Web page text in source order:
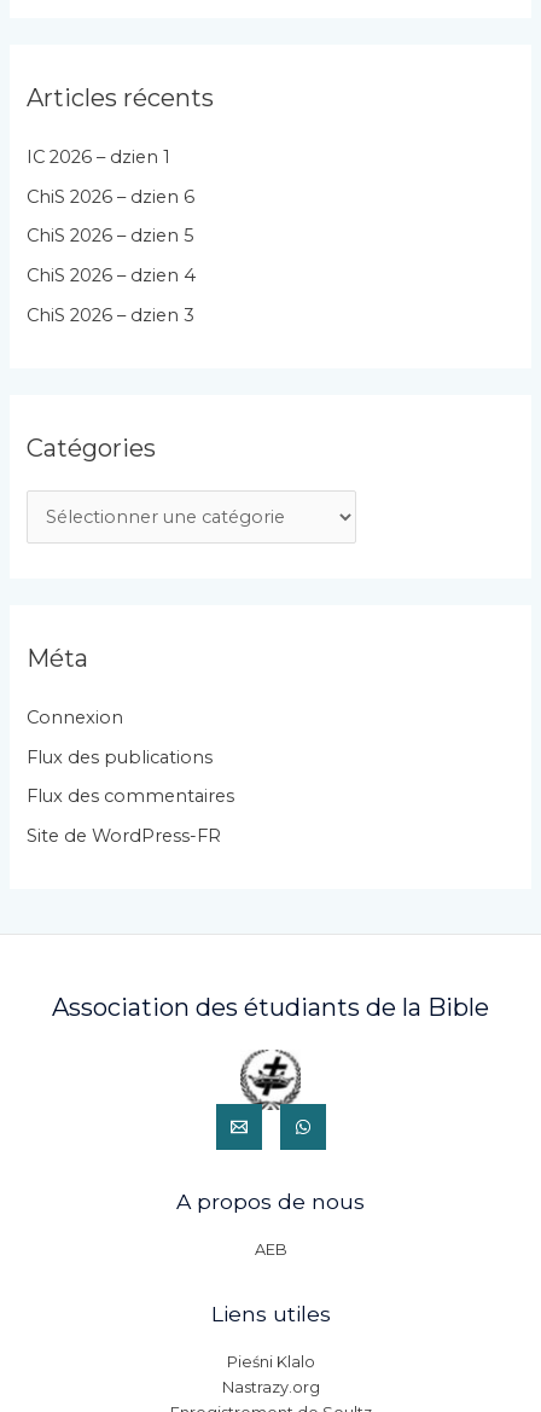
Articles récents
IC 2026 – dzien 1
ChiS 2026 – dzien 6
ChiS 2026 – dzien 5
ChiS 2026 – dzien 4
ChiS 2026 – dzien 3
Catégories
a
g
r
i
e
Méta
Connexion
Flux des publications
Flux des commentaires
Site de WordPress-FR
Association des étudiants de la Bible
A propos de nous
AEB
Liens utiles
Pieśni Klalo
Nastrazy.org